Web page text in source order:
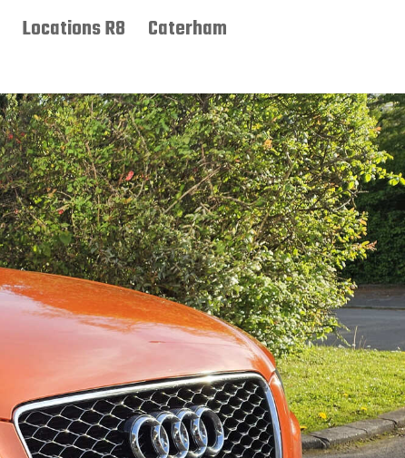
Locations R8
Caterham